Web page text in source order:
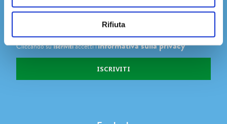
Rifiuta
Accetto di ricevere comunicazioni su novità, eventi e promozioni
degli Editori Laterza, come indicato nel punto 2.b dell'informativa ex
Cliccando suIscrivitiaccetti l'informativa sulla privacy